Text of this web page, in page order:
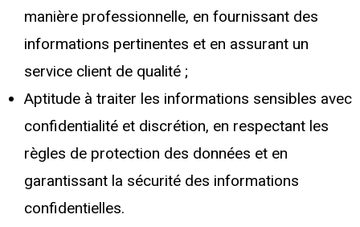
manière professionnelle, en fournissant des
informations pertinentes et en assurant un
service client de qualité ;
Aptitude à traiter les informations sensibles avec
confidentialité et discrétion, en respectant les
règles de protection des données et en
garantissant la sécurité des informations
confidentielles.